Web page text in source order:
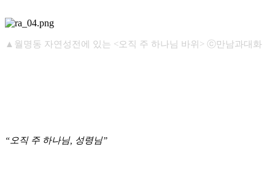
▲월명동 자연성전에 있는 <오직 주 하나님 바위> ⓒ만남과대화
“오직 주 하나님, 성령님”